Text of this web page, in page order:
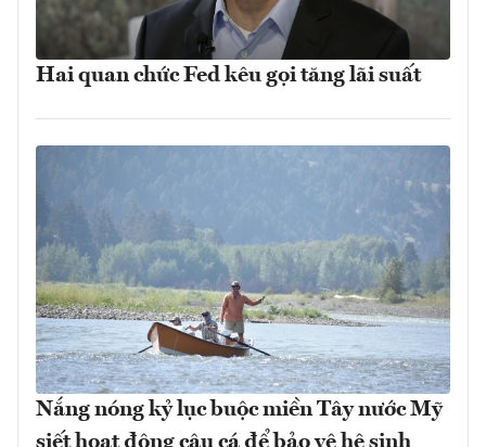
Hai quan chức Fed kêu gọi tăng lãi suất
Nắng nóng kỷ lục buộc miền Tây nước Mỹ